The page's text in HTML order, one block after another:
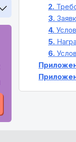
2.
3.
4.
5.
6.